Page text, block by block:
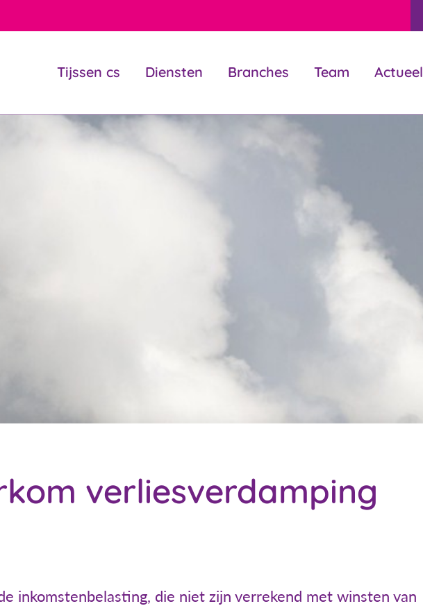
Tijssen cs Diensten Branches Team Actueel
verliesverdamping
inkomstenbelasting, die niet zijn verrekend met winsten van